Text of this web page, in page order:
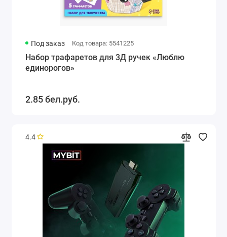
Под заказ Код товара: 5541225
Набор трафаретов для 3Д ручек «Люблю
единорогов»
2.85 бел.руб.
4.4